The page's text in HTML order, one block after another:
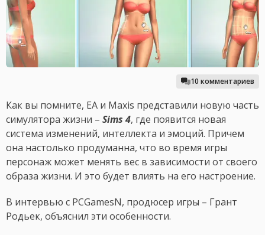
10 комментариев
Как вы помните, EA и Maxis представили новую часть
симулятора жизни – Sims 4, где появится новая
система изменений, интеллекта и эмоций. Причем
она настолько продуманна, что во время игры
персонаж может менять вес в зависимости от своего
образа жизни. И это будет влиять на его настроение.
В интервью с PCGamesN, продюсер игры – Грант
Родьек, объяснил эти особенности.